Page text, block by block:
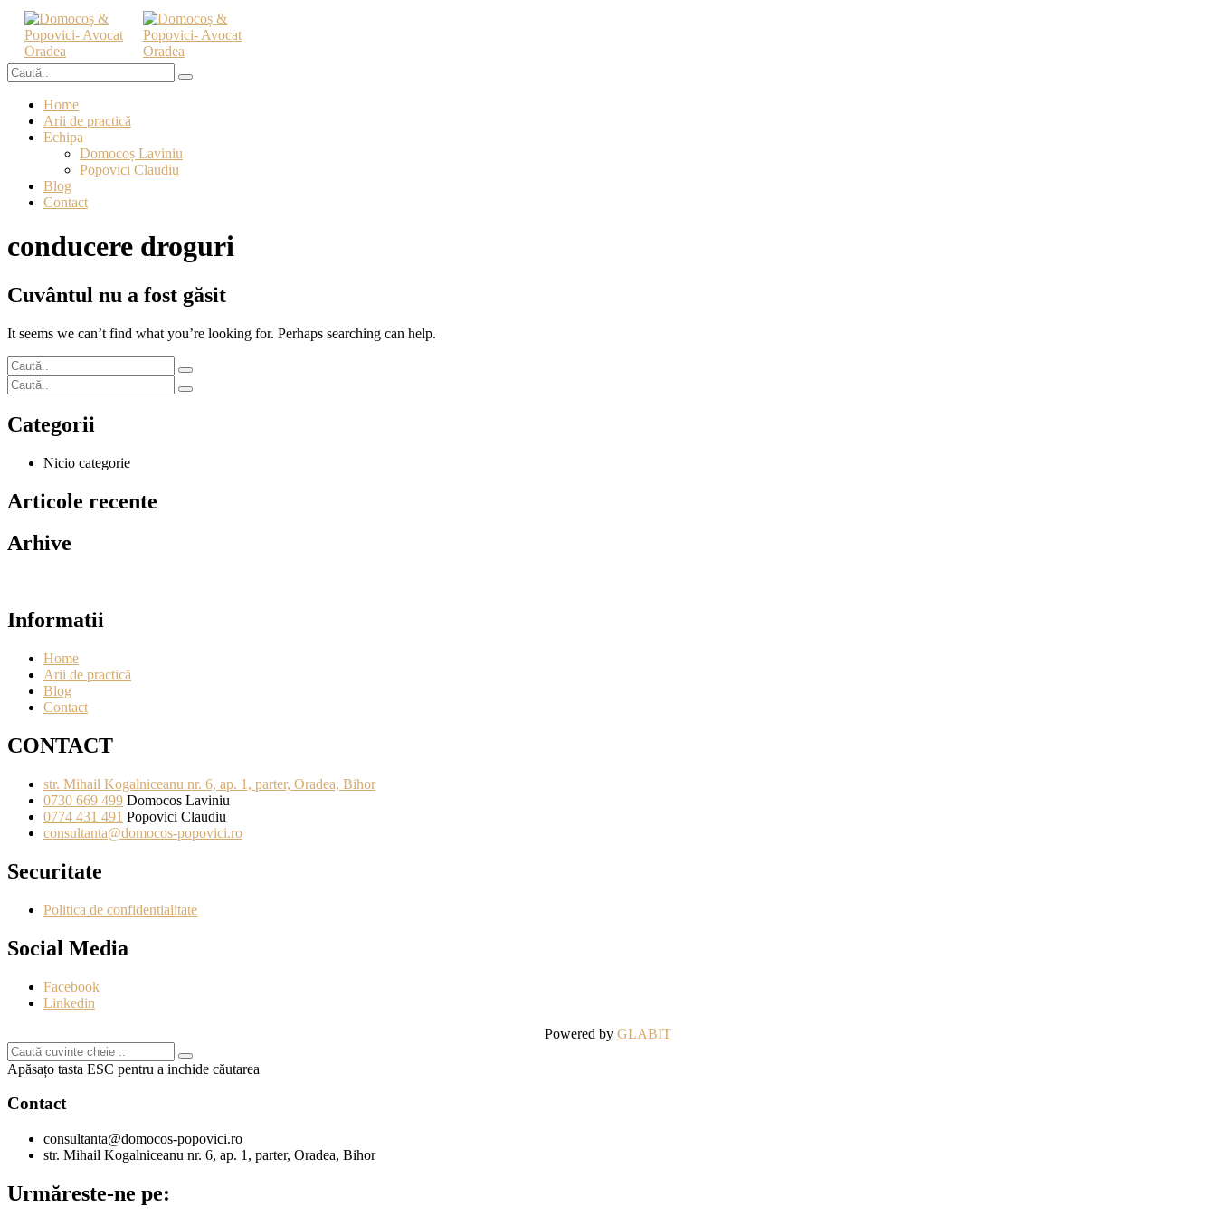
Home
Arii de practică
Echipa
Domocoș Laviniu
Popovici Claudiu
Blog
Contact
conducere droguri
Cuvântul nu a fost găsit
It seems we can’t find what you’re looking for. Perhaps searching can help.
Categorii
Nicio categorie
Articole recente
Arhive
Informatii
Home
Arii de practică
Blog
Contact
CONTACT
str. Mihail Kogalniceanu nr. 6, ap. 1, parter, Oradea, Bihor
0730 669 499 Domocos Laviniu
0774 431 491 Popovici Claudiu
consultanta@domocos-popovici.ro
Securitate
Politica de confidentialitate
Social Media
Facebook
Linkedin
Powered by GLABIT
Apăsațo tasta ESC pentru a inchide căutarea
Contact
consultanta@domocos-popovici.ro
str. Mihail Kogalniceanu nr. 6, ap. 1, parter, Oradea, Bihor
Urmăreste-ne pe: